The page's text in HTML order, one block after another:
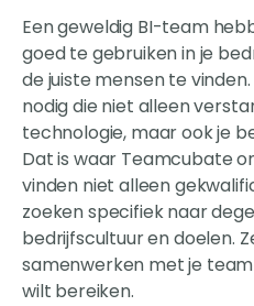
Een geweldig BI-team
goed te gebruiken in je
de juiste mensen te
nodig die niet alleen
technologie, maar ook je
Dat is waar Teamcubate
vinden niet alleen
zoeken specifiek naar
bedrijfscultuur en doelen.
samenwerken met je
wilt bereiken.